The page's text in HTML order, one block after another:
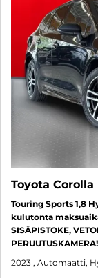
Toyota Corolla
Touring Sports 1,8
kulutonta
SISÄPISTOKE,
2023 , Automaatti,